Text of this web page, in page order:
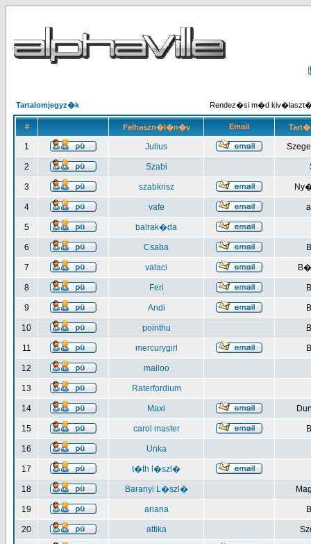
Tartalomjegyz�k Rendez�si m�d
# Felhaszn�l�n�v Email
1 Julius
2 Szabi
3 szabkrisz
4 vafe
5 balrak�da
6 Csaba
7 valaci
8 Feri
9 Andi
10 pointhu
11 mercurygirl
12 mailoo
13 Raterfordium
14 Maxi
15 carol master
16 Unka
17 t�th l�szl�
18 Baranyi L�szl�
19 ariana
20 attika